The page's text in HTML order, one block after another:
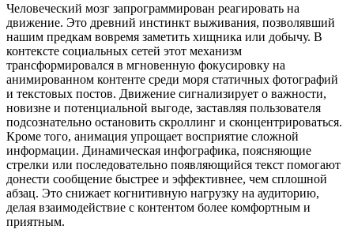
Человеческий мозг запрограммирован реагировать на
движение. Это древний инстинкт выживания, позволявший
нашим предкам вовремя заметить хищника или добычу. В
контексте социальных сетей этот механизм
трансформировался в мгновенную фокусировку на
анимированном контенте среди моря статичных фотографий
и текстовых постов. Движение сигнализирует о важности,
новизне и потенциальной выгоде, заставляя пользователя
подсознательно остановить скроллинг и сконцентрироваться.
Кроме того, анимация упрощает восприятие сложной
информации. Динамическая инфографика, поясняющие
стрелки или последовательно появляющийся текст помогают
донести сообщение быстрее и эффективнее, чем сплошной
абзац. Это снижает когнитивную нагрузку на аудиторию,
делая взаимодействие с контентом более комфортным и
приятным.